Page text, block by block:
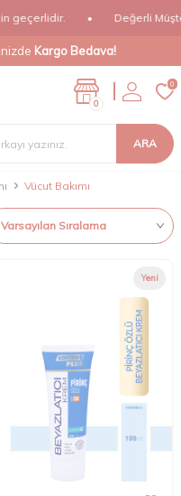
Değerli
Kargo Bedava!
ARA
0
0
Vücut Bakımı
Yeni